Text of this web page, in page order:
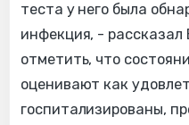
теста у него была
инфекция, - рассказал
отметить, что
оценивают как
госпитализированы,